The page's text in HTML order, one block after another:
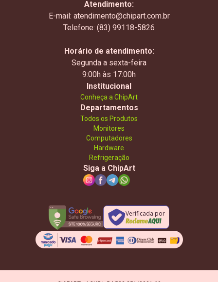
Atendimento:
E-mail: atendimento@chipart.com.br
Telefone: (83) 99118-5826
Horário de atendimento:
Segunda a sexta-feira
9:00h às 17:00h
Institucional
Conheça a ChipArt
Departamentos
Todos os Produtos
Monitores
Computadores
Hardware
Refrigeração
Siga a ChipArt
Verificada por